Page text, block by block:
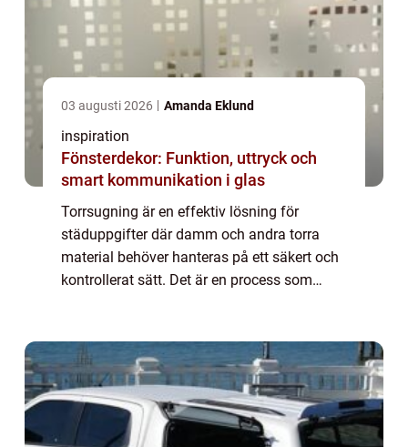
03 augusti 2026 Amanda Eklund
inspiration
Fönsterdekor: Funktion, uttryck och
smart kommunikation i glas
Torrsugning är en effektiv lösning för
städuppgifter där damm och andra torra
material behöver hanteras på ett säkert och
kontrollerat sätt. Det är en process som